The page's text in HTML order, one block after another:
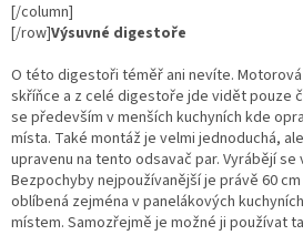
[/column]
[/row]Výsuvné digestoře
O této digestoři téměř ani nevíte. Motorová
skříňce a z celé digestoře jde vidět pouze
se především v menších kuchyních kde
místa. Také montáž je velmi jednoduchá,
upravenu na tento odsavač par. Vyrábějí se
Bezpochyby nejpoužívanější je právě 60
oblíbená zejména v panelákových
místem. Samozřejmě je možné ji používat